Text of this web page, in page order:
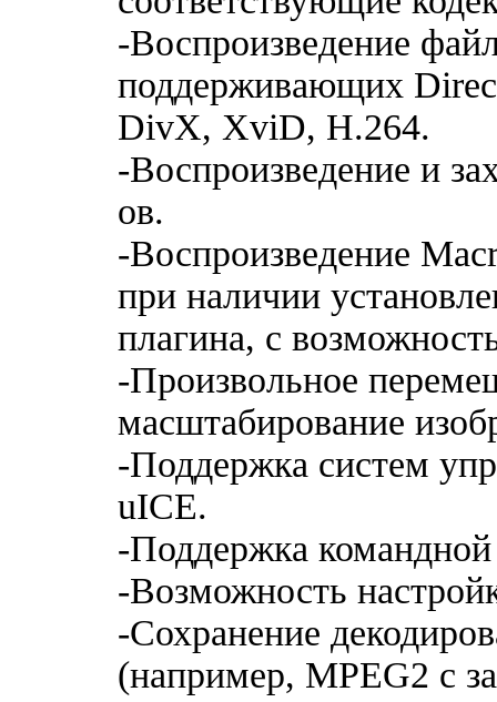
-Воспроизведение
поддерживающих
DivX, XviD, H.264.
-Воспроизведение и
ов.
-Воспроизведение
при наличии
плагина, с
-Произвольное
масштабирование
-Поддержка систем
uICE.
-Поддержка командной
-Возможность
-Сохранение
(например, MPEG2 с